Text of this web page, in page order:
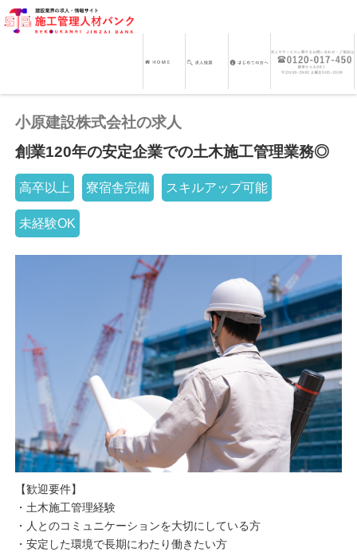
小原建設株式会社の求人
創業120年の安定企業での土木施工管理業務◎
高卒以上 寮宿舎完備 スキルアップ可能
未経験OK
【歓迎要件】
・土木施工管理経験
・人とのコミュニケーションを大切にしている方
・安定した環境で長期にわたり働きたい方